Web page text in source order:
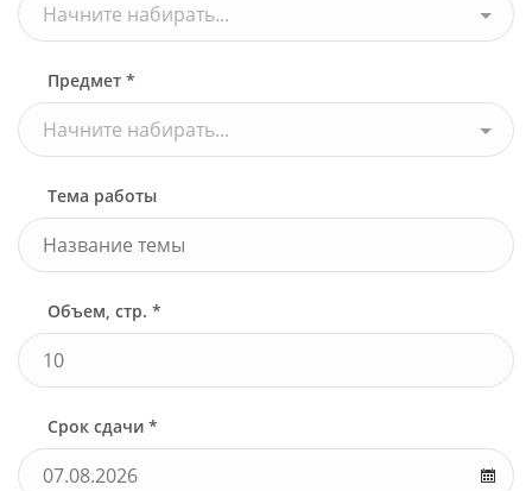
Начните набирать...
Предмет *
Начните набирать...
Тема работы
Объем, стр. *
Срок сдачи *